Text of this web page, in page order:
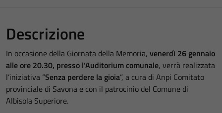
Descrizione
In occasione della Giornata della Memoria, venerdì 26 gennaio
alle ore 20.30, presso l’Auditorium comunale, verrà realizzata
l’iniziativa “Senza perdere la gioia”, a cura di Anpi Comitato
provinciale di Savona e con il patrocinio del Comune di
Albisola Superiore.